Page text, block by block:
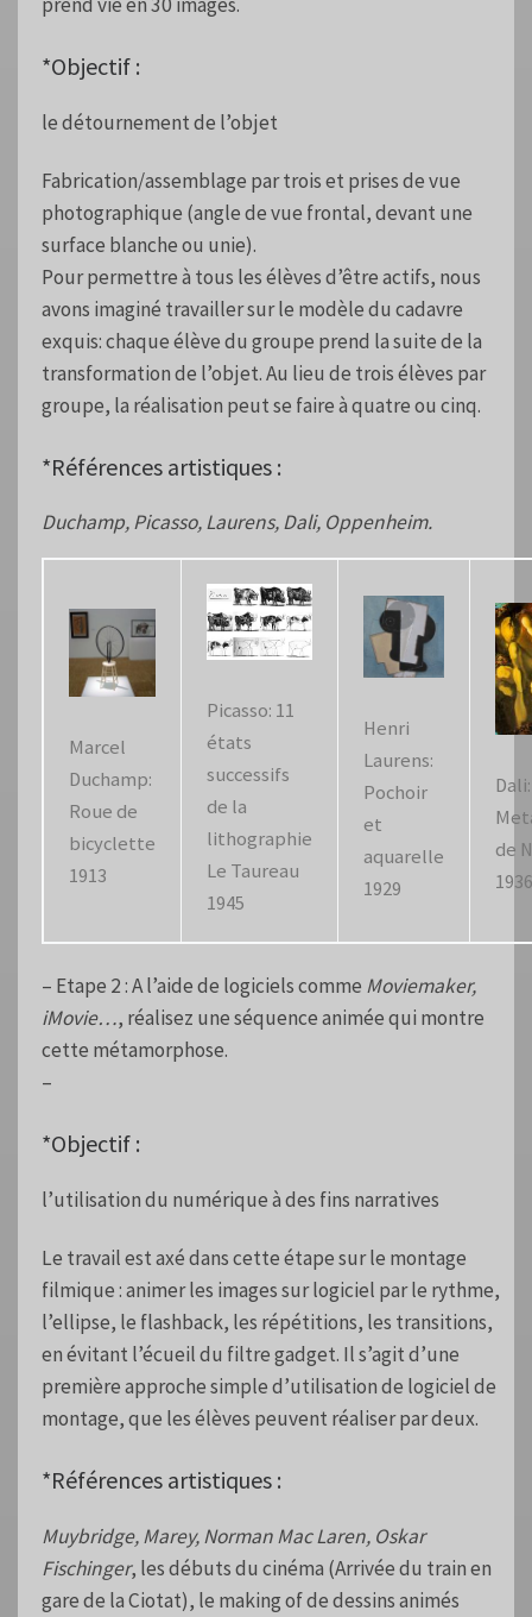
*Objectif :
le détournement de l’objet
Fabrication/assemblage par trois et prises de vue
photographique (angle de vue frontal, devant une
surface blanche ou unie).
Pour permettre à tous les élèves d’être actifs, nous
avons imaginé travailler sur le modèle du cadavre
exquis: chaque élève du groupe prend la suite de la
transformation de l’objet. Au lieu de trois élèves par
groupe, la réalisation peut se faire à quatre ou cinq.
*Références artistiques :
Duchamp, Picasso, Laurens, Dali, Oppenheim.
Marcel
Duchamp:
Roue de
bicyclette
1913
Picasso: 11
états
successifs
de la
lithographie
Le Taureau
1945
Henri
Laurens:
Pochoir
et
aquarelle
1929
Dali:
de
– Etape 2 : A l’aide de logiciels comme Moviemaker,
iMovie…, réalisez une séquence animée qui montre
cette métamorphose.
–
*Objectif :
l’utilisation du numérique à des fins narratives
Le travail est axé dans cette étape sur le montage
filmique : animer les images sur logiciel par le rythme,
l’ellipse, le flashback, les répétitions, les transitions,
en évitant l’écueil du filtre gadget. Il s’agit d’une
première approche simple d’utilisation de logiciel de
montage, que les élèves peuvent réaliser par deux.
*Références artistiques :
Muybridge, Marey, Norman Mac Laren, Oskar
Fischinger, les débuts du cinéma (Arrivée du train en
gare de la Ciotat), le making of de dessins animés